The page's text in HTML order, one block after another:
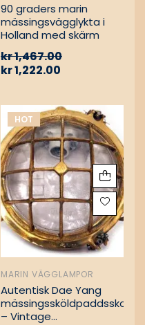
90 graders marin
mässingsvägglykta i
Holland med skärm
kr1,467.00
kr1,222.00
HOT
MARIN VÄGGLAMPOR
Autentisk Dae Yang
– Vintage